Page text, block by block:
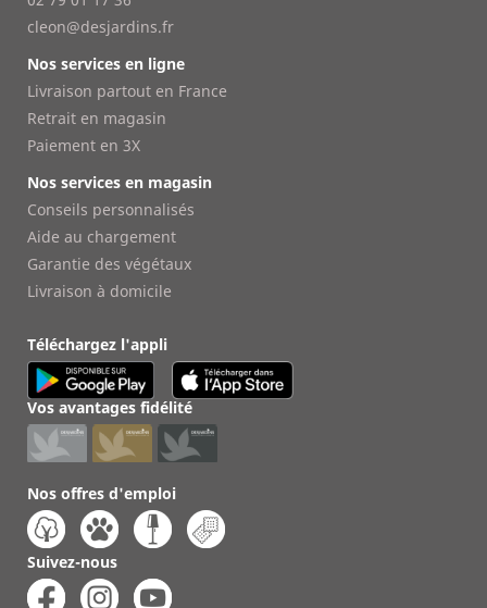
cleon@desjardins.fr
Nos services en ligne
Livraison partout en France
Retrait en magasin
Paiement en 3X
Nos services en magasin
Conseils personnalisés
Aide au chargement
Garantie des végétaux
Livraison à domicile
Téléchargez l'appli
Vos avantages fidélité
Nos offres d'emploi
Suivez-nous